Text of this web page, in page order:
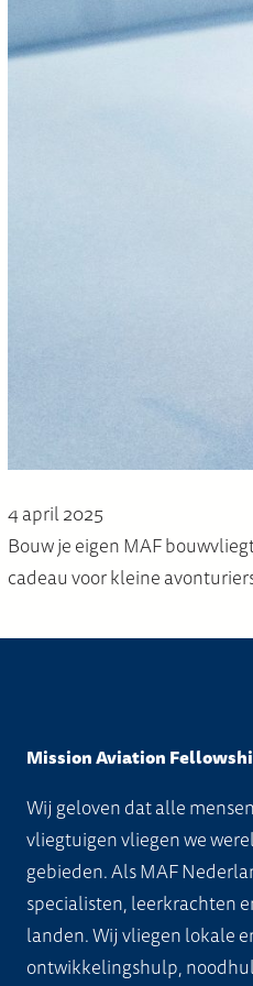
4 april 2025
Bouw je eigen MAF
cadeau voor kleine
Mission Aviation
Wij geloven dat alle
vliegtuigen vliegen we
gebieden. Als MAF
specialisten, leerkrachten
landen. Wij vliegen lokale
ontwikkelingshulp,